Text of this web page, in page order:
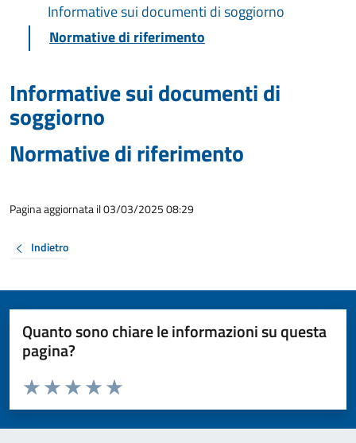
Informative sui documenti di soggiorno
Normative di riferimento
Informative sui documenti di
soggiorno
Normative di riferimento
Pagina aggiornata il 03/03/2025 08:29
Indietro
Quanto sono chiare le informazioni su questa
pagina?
Valuta da 1 a 5 stelle la pagina
Valuta 5 stelle su 5
Valuta 4 stelle su 5
Valuta 3 stelle su 5
Valuta 2 stelle su 5
Valuta 1 stelle su 5